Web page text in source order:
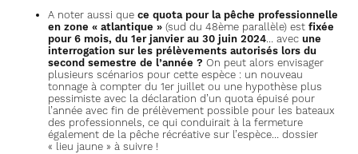
A noter aussi que ce quota pour la pêche professionnelle
en zone « atlantique » (sud du 48ème parallèle) est fixée
pour 6 mois, du 1er janvier au 30 juin 2024… avec une
interrogation sur les prélèvements autorisés lors du
second semestre de l’année ? On peut alors envisager
plusieurs scénarios pour cette espèce : un nouveau
tonnage à compter du 1er juillet ou une hypothèse plus
pessimiste avec la déclaration d’un quota épuisé pour
l’année avec fin de prélèvement possible pour les bateaux
des professionnels, ce qui conduirait à la fermeture
également de la pêche récréative sur l’espèce… dossier
« lieu jaune » à suivre !